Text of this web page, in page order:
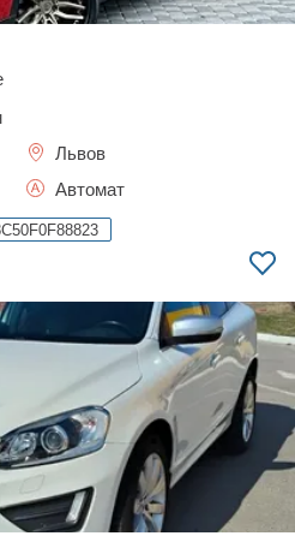
Львов
Автомат